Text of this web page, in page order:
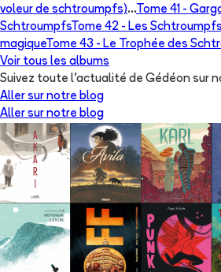
voleur de schtroumpfs)...Tome 41 -
SchtroumpfsTome 42 - Les
magiqueTome 43 - Le Trophée des
Voir tous les albums
Suivez toute l'actualité de Gédéon sur
Aller sur notre blog
Aller sur notre blog